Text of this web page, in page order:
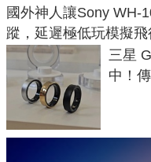
國外神人讓Sony WH-
蹤，延遲極低玩模擬
三星
中！